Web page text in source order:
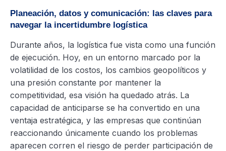
Planeación, datos y comunicación: las claves para
navegar la incertidumbre logística
Durante años, la logística fue vista como una función
de ejecución. Hoy, en un entorno marcado por la
volatilidad de los costos, los cambios geopolíticos y
una presión constante por mantener la
competitividad, esa visión ha quedado atrás. La
capacidad de anticiparse se ha convertido en una
ventaja estratégica, y las empresas que continúan
reaccionando únicamente cuando los problemas
aparecen corren el riesgo de perder participación de